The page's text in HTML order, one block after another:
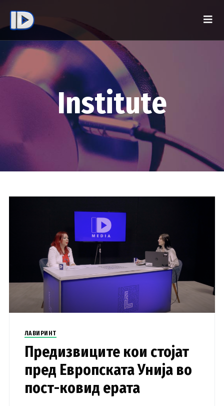
Institute
ЛАВИРИНТ
Предизвиците кои стојат
пред Европската Унија во
пост-ковид ерата